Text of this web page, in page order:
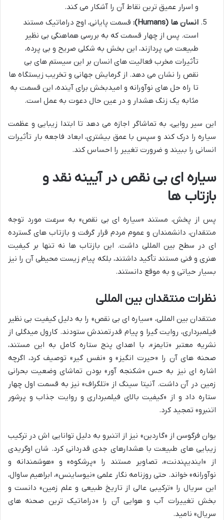
و اسرار عمیق ترین نقاط آن را آشکار می کند.
انسان ها (Humans):
قسمت پایانی، اوج دراماتیک مستند
است. پس از چهار قسمت که به بررسی هماهنگی بی نظیر
طبیعت می پردازند، این بخش به شکلی صریح و بی پرده،
تأثیرات مخرب فعالیت های انسان بر این سیستم های بی
نقص را نشان می دهد. از گرمایش جهانی و تخریب زیستگاه ها
تا راه حل های نوآورانه و امیدبخش برای آینده، این قسمت به
مثابه یک زنگ هشدار و در عین حال دعوت به عمل است.
این سیر روایی، به تماشاگر اجازه می دهد تا ابتدا زیبایی و عظمت
سیاره را درک کند و سپس با عمق بیشتری، ابعاد فاجعه بار تأثیرات
انسانی را ببیند و ضرورت تغییر را احساس کند.
سیاره ای بی نقص در آیینه نقد و
بازتاب ها
پس از پخش، مستند «سیاره ای بی نقص» به سرعت مورد توجه
منتقدان، دانشمندان و عموم مردم قرار گرفت و بازتاب های گسترده
ای در سطح بین المللی داشت. این بازتاب ها نه تنها بر کیفیت
هنری و فنی مستند تأکید داشتند، بلکه پیام زیست محیطی آن را نیز
بسیار حیاتی و به موقع دانستند.
نظرات منتقدان بین المللی
منتقدان بین المللی، «سیاره ای بی نقص» را به دلیل کیفیت بی نظیر
فیلمبرداری، روایت گیرا و پیام قدرتمندش ستودند. کارول میدگلی از
نشریه معتبر «تایمز»، با اهدای پنج ستاره کامل به این مستند،
صحنه های آن را «حیرت انگیز» و «نفس گیر» توصیف کرد، اگرچه
اشاره ای نیز به حس «شکنجه آور» بودن تماشای وضعیت بحرانی
زمین در آن داشت. آنیتا سینگ از «تلگراف» نیز به قسمت اول چهار
ستاره داد و از «کیفیت بالای فیلمبرداری و روایت جذاب و پرشور
اتنبرو» تمجید کرد.
یوان فرگوسن از «گاردین» نیز از اتنبرو به دلیل توانایی اش در ترکیب
زیبایی های طبیعت با هشدارهای جدی قدردانی کرد. شان اوگریدی
از «ایندیپندنت»، تصاویر مستند را «پرشکوه» و «هوشمندانه و
نوآورانه» خواند. حتی روزنامه نگار علمی «نیوساینس»، ابراهیم ساوال،
این سریال را «ترکیبی عالی از تاریخ طبیعی و علم زمین» دانست و
بخش تغییرات آب و هوایی آن را «دراماتیک ترین صحنه های
سریال» نامید.